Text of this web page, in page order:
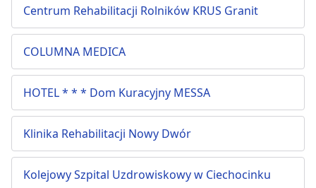
Centrum Rehabilitacji Rolników KRUS Granit
COLUMNA MEDICA
HOTEL * * * Dom Kuracyjny MESSA
Klinika Rehabilitacji Nowy Dwór
Kolejowy Szpital Uzdrowiskowy w Ciechocinku